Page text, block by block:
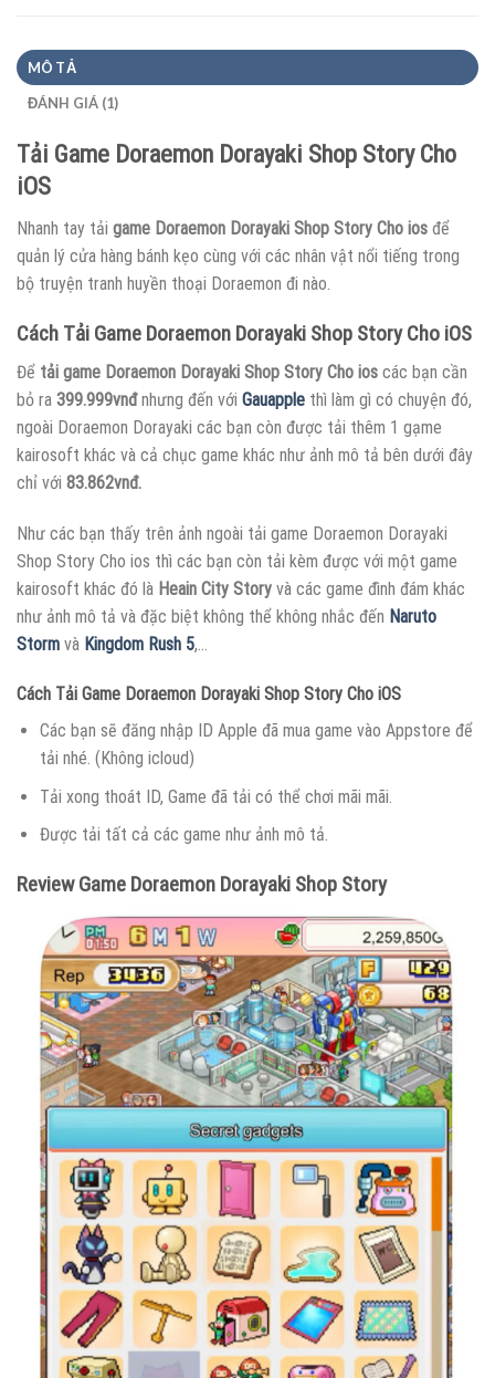
MÔ TẢ
ĐÁNH GIÁ (1)
Tải Game Doraemon Dorayaki Shop Story Cho
iOS
Nhanh tay tải game Doraemon Dorayaki Shop Story Cho ios để
quản lý cửa hàng bánh kẹo cùng với các nhân vật nổi tiếng trong
bộ truyện tranh huyền thoại Doraemon đi nào.
Cách Tải Game Doraemon Dorayaki Shop Story Cho iOS
Để tải game Doraemon Dorayaki Shop Story Cho ios các bạn cần
bỏ ra 399.999vnđnhưng đến với Gauapple thì làm gì có chuyện đó,
ngoài Doraemon Dorayaki các bạn còn được tải thêm 1 gạme
kairosoft khác và cả chục game khác như ảnh mô tả bên dưới đây
chỉ với 83.862vnđ.
Như các bạn thấy trên ảnh ngoài tải game Doraemon Dorayaki
Shop Story Cho ios thì các bạn còn tải kèm được với một game
kairosoft khác đó là Heain City Story và các game đình đám khác
như ảnh mô tả và đặc biệt không thể không nhắc đến Naruto
Storm và Kingdom Rush 5,…
Cách Tải Game Doraemon Dorayaki Shop Story Cho iOS
Các bạn sẽ đăng nhập ID Apple đã mua game vào Appstore để
tải nhé. (Không icloud)
Tải xong thoát ID, Game đã tải có thể chơi mãi mãi.
Được tải tất cả các game như ảnh mô tả.
Review Game Doraemon Dorayaki Shop Story